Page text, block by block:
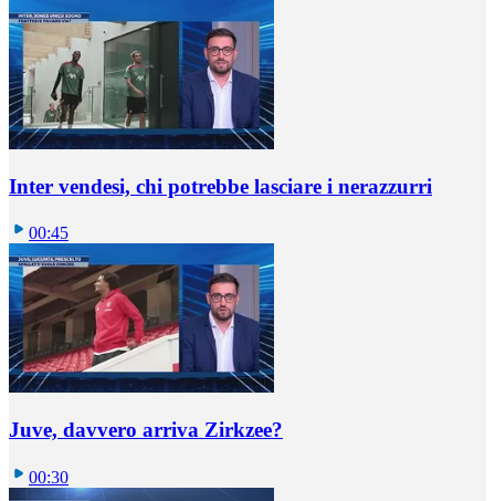
Inter vendesi, chi potrebbe lasciare i nerazzurri
00:45
Juve, davvero arriva Zirkzee?
00:30